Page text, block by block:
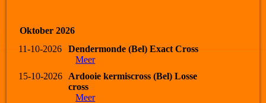
Oktober 2026
11-10-2026
Dendermonde (Bel) Exact Cross
Meer
15-10-2026
Ardooie kermiscross (Bel) Losse
cross
Meer